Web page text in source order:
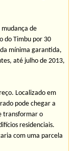
mudança de
do Timbu por 30
mínima garantida,
até julho de 2013,
Localizado em
pode chegar a
transformar o
residenciais.
com uma parcela